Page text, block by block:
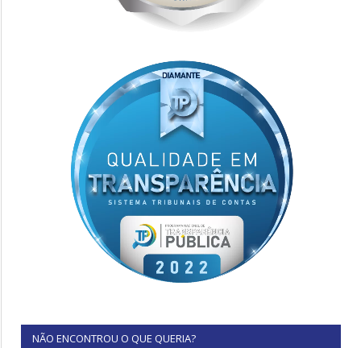
NÃO ENCONTROU O QUE QUERIA?